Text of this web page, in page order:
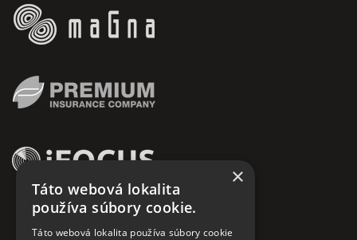
×
Táto webová lokalita
používa súbory cookie.
Táto webová lokalita používa súbory cookie